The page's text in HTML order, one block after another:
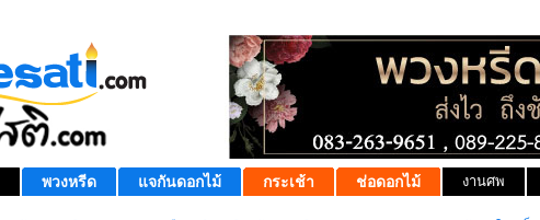
พวงหรีด แจกันดอกไม้ กระเช้า ช่อดอกไม้ งานศพ